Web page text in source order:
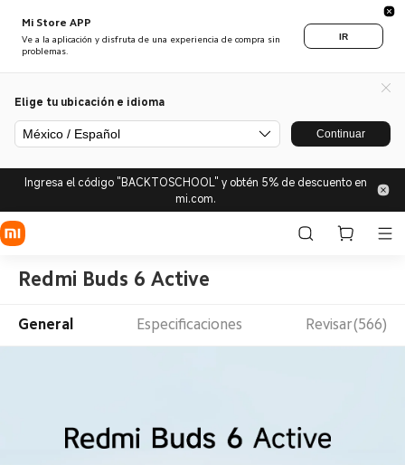
Mi Store APP
Ve a la aplicación y disfruta de una experiencia de compra sin
problemas.
IR
Elige tu ubicación e idioma
México / Español Continuar
Ingresa el código "BACKTOSCHOOL" y obtén 5% de descuento en
mi.com.
Redmi Buds 6 Active
General Especificaciones Revisar(566)